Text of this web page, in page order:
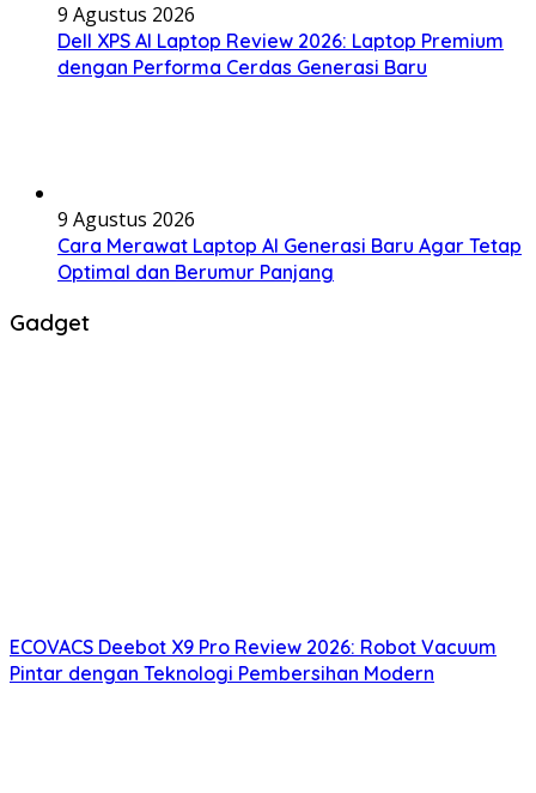
9 Agustus 2026
Dell XPS AI Laptop Review 2026: Laptop Premium
dengan Performa Cerdas Generasi Baru
9 Agustus 2026
Cara Merawat Laptop AI Generasi Baru Agar Tetap
Optimal dan Berumur Panjang
Gadget
ECOVACS Deebot X9 Pro Review 2026: Robot Vacuum
Pintar dengan Teknologi Pembersihan Modern